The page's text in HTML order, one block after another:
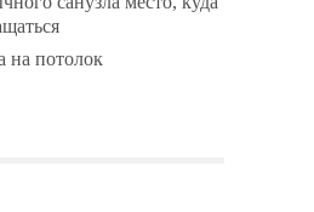
на потолок